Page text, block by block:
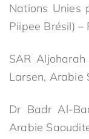
Nations Unies
Piipee Brésil) –
SAR
Larsen, Arabie
Dr Badr Al-
Arabie